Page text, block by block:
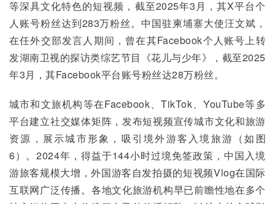
等深具文化特色的短视频，截至2025年3月，其X平台个
人账号粉丝达到283万粉丝。中国驻柬埔寨大使汪文斌，
在任外交部发言人期间，曾在其Facebook个人账号上转
发湖南卫视的探访类综艺节目《花儿与少年》，截至2025
年3月，其Facebook平台账号粉丝达28万粉丝。
城市和文旅机构等在Facebook、TikTok、YouTube等多
平台建立社交媒体矩阵，发布短视频宣传城市文化和旅游
资源，展示城市形象，吸引境外游客入境旅游（如图
6）。2024年，得益于144小时过境免签政策，中国入境
游旅客规模大增，外国游客自发拍摄的短视频Vlog在国际
互联网广泛传播。各地文化旅游机构早已前瞻性地在多个